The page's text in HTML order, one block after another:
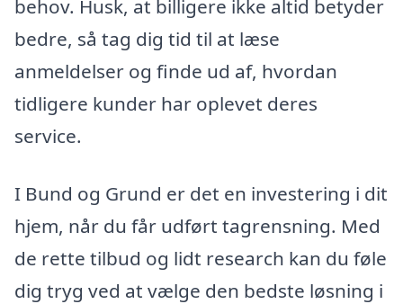
behov. Husk, at billigere ikke altid betyder
bedre, så tag dig tid til at læse
anmeldelser og finde ud af, hvordan
tidligere kunder har oplevet deres
service.
I Bund og Grund er det en investering i dit
hjem, når du får udført tagrensning. Med
de rette tilbud og lidt research kan du føle
dig tryg ved at vælge den bedste løsning i